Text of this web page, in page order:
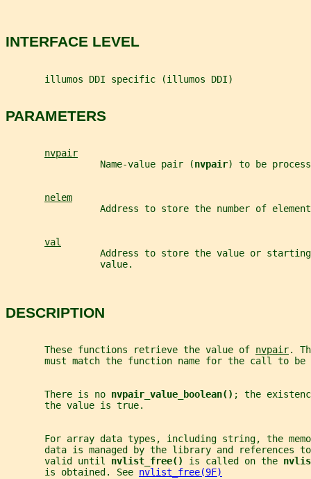
INTERFACE LEVEL
       illumos DDI specific (illumos DDI)
PARAMETERS
nvpair
                 Name-value pair (
nvpair) to be
nelem
Address to store the number of
val
Address to store the value or
                 value.
DESCRIPTION
       These functions retrieve the value of
nvpair.
must match the function name for the call to be
       There is no
nvpair_value_boolean() ; the
       the value is true.
For array data types, including string, the
data is managed by the library and references
       valid until
nvlist_free() is called on the
       is obtained. See
nvlist_free(9F)